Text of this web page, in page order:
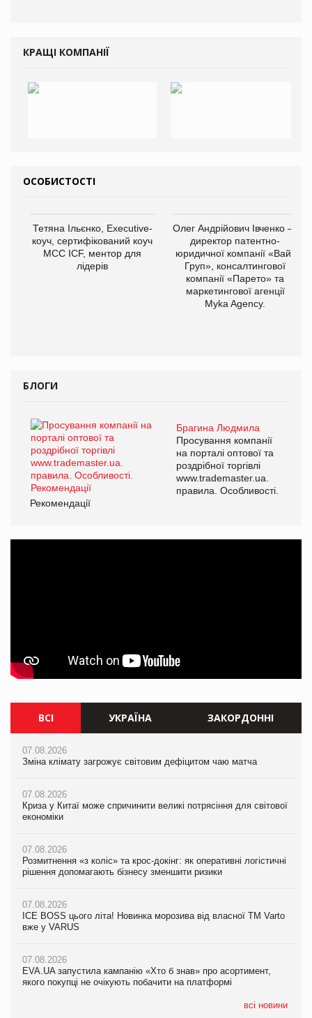
КРАЩІ КОМПАНІЇ
ОСОБИСТОСТІ
Тетяна Ільєнко, Executive-
коуч, сертифікований коуч
МСС ICF, ментор для
лідерів
Олег Андрійович Івченко —
директор патентно-
юридичної компанії «Вайз
Груп», консалтингової
компанії «Парето» та
маркетингової агенції
Myka Agency.
БЛОГИ
Брагина Людмила
Просування компанії
на порталі оптової та
роздрібної торгівлі
www.trademaster.ua.
правила. Особливості.
Рекомендації
ВСІ УКРАЇНА ЗАКОРДОННІ
07.08.2026
Зміна клімату загрожує світовим дефіцитом чаю матча
07.08.2026
Криза у Китаї може спричинити великі потрясіння для світової
економіки
07.08.2026
Розмитнення «з коліс» та крос-докінг: як оперативні логістичні
рішення допомагають бізнесу зменшити ризики
07.08.2026
ICE BOSS цього літа! Новинка морозива від власної ТМ Varto
вже у VARUS
07.08.2026
EVA.UA запустила кампанію «Хто б знав» про асортимент,
якого покупці не очікують побачити на платформі
всі новини
07.08.2026
Зміна клімату загрожує світовим дефіцитом чаю матча
07.08.2026
Криза у Китаї може спричинити великі потрясіння для світової
економіки
07.08.2026
Розмитнення «з коліс» та крос-докінг: як оперативні логістичні
рішення допомагають бізнесу зменшити ризики
07.08.2026
ICE BOSS цього літа! Новинка морозива від власної ТМ Varto
вже у VARUS
07.08.2026
EVA.UA запустила кампанію «Хто б знав» про асортимент,
якого покупці не очікують побачити на платформі
07.08.2026
Зміна клімату загрожує світовим дефіцитом чаю матча
07.08.2026
Криза у Китаї може спричинити великі потрясіння для світової
економіки
07.08.2026
Kraft Heinz скоротила збиток у першому півріччі
Продажі Hugo Boss впали на 9%